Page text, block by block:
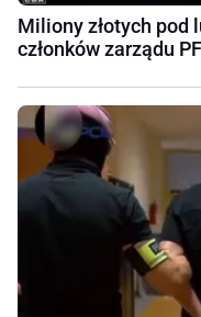
Miliony złotych pod
członków zarządu